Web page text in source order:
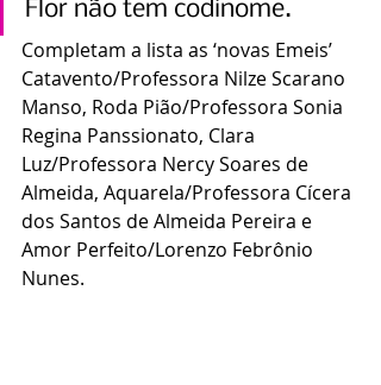
Flor não tem codinome.
Completam a lista as ‘novas Emeis’
Catavento/Professora Nilze Scarano
Manso, Roda Pião/Professora Sonia
Regina Panssionato, Clara
Luz/Professora Nercy Soares de
Almeida, Aquarela/Professora Cícera
dos Santos de Almeida Pereira e
Amor Perfeito/Lorenzo Febrônio
Nunes.